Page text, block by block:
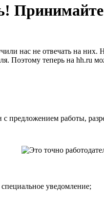
нас не отвечать на
Поэтому теперь на
с предложением работы,
уведомление;